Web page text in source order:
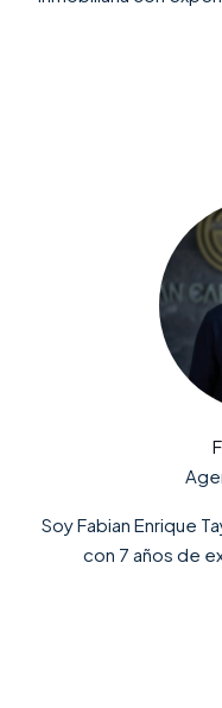
Soy Fabian Enrique
con 7 años de